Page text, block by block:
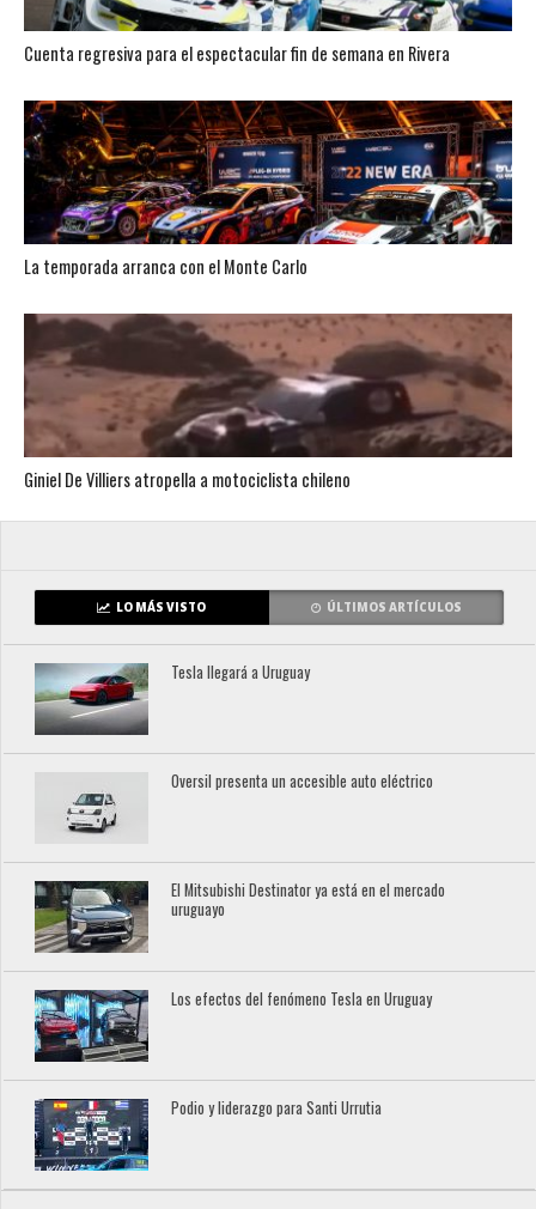
Cuenta regresiva para el espectacular fin de semana en Rivera
La temporada arranca con el Monte Carlo
Giniel De Villiers atropella a motociclista chileno
LO MÁS VISTO ÚLTIMOS ARTÍCULOS
Tesla llegará a Uruguay
Oversil presenta un accesible auto eléctrico
El Mitsubishi Destinator ya está en el mercado
uruguayo
Los efectos del fenómeno Tesla en Uruguay
Podio y liderazgo para Santi Urrutia